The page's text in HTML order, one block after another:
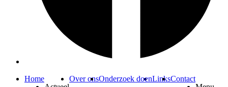
Home
Over onsOnderzoek doenLinksContact